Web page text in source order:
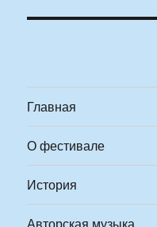
Главная
О фестивале
История